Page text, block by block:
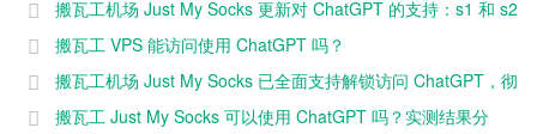
s2 服务器同
样可以访问
ChatGPT
底告别
denied 问
题！
（Voice chat）
搬瓦工机场 Just My Socks 更新对 ChatGPT 的支持：s1 和 s2
服务器同样可以访问 ChatGPT
搬瓦工 VPS 能访问使用 ChatGPT 吗？
搬瓦工机场 Just My Socks 已全面支持解锁访问 ChatGPT，彻
底告别 Access denied 问题！
搬瓦工 Just My Socks 可以使用 ChatGPT 吗？实测结果分